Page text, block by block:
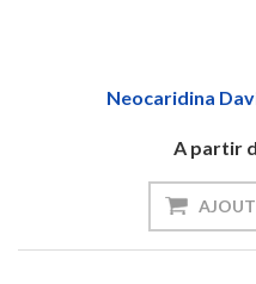
Neocaridina
A partir